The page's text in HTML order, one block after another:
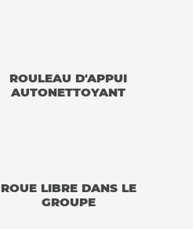
ROULEAU D'APPUI
AUTONETTOYANT
ROUE LIBRE DANS LE
GROUPE